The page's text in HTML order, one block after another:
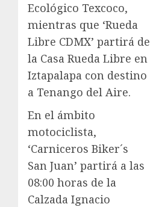
Ecológico Texcoco,
mientras que ‘Rueda
Libre CDMX’ partirá de
la Casa Rueda Libre en
Iztapalapa con destino
a Tenango del Aire.
En el ámbito
motociclista,
‘Carniceros Biker´s
San Juan’ partirá a las
08:00 horas de la
Calzada Ignacio